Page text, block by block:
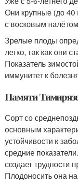
Они крупные (до 40
с восковым
Зрелые плоды
легко, так как они
Показатель
иммунитет к
Памяти
Сорт со
основным
устойчивости к
средние
создает трудности
Плодоносить она